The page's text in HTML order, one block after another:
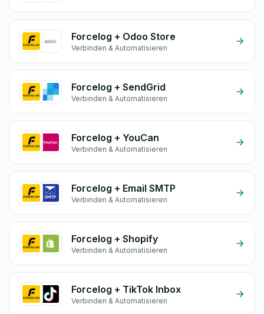
Forcelog + Odoo Store
Verbinden & Automatisieren
Forcelog + SendGrid
Verbinden & Automatisieren
Forcelog + YouCan
Verbinden & Automatisieren
Forcelog + Email SMTP
Verbinden & Automatisieren
Forcelog + Shopify
Verbinden & Automatisieren
Forcelog + TikTok Inbox
Verbinden & Automatisieren